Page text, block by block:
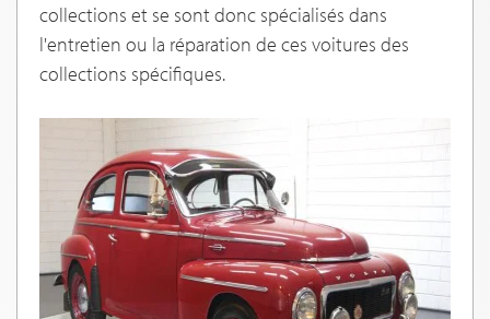
collections et se sont donc spécialisés dans
l'entretien ou la réparation de ces voitures des
collections spécifiques.